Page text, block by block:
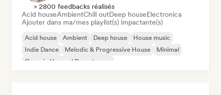
> 2800 feedbacks réalisés
Acid houseAmbientChill outDeep houseElectronica
Ajouter dans ma/mes playlist(s) impactante(s)
Acid house Ambient Deep house
House music
Indie Dance
Melodic & Progressive House
Minimal
Organic House / Downtempo